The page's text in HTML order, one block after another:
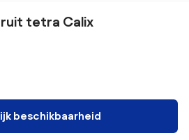
tetra Calix
beschikbaarheid